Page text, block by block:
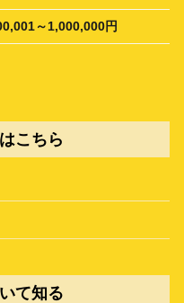
～1,000,000円
こちら
て知る